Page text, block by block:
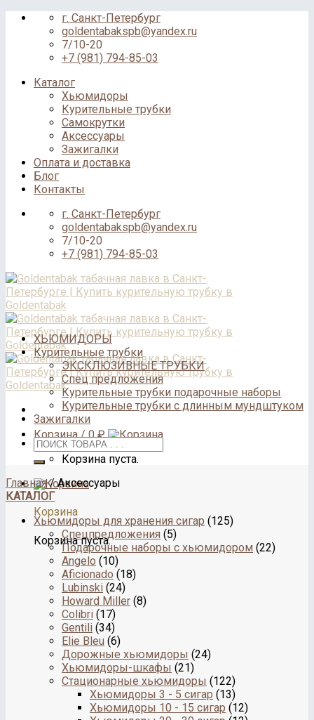
Skip
г. Санкт-Петербург
goldentabakspb@yandex.ru
7/10-20
+7 (981) 794-85-03
Каталог
Хьюмидоры
Курительные трубки
Самокрутки
Аксессуары
Зажигалки
Оплата и доставка
Блог
Контакты
г. Санкт-Петербург
goldentabakspb@yandex.ru
7/10-20
+7 (981) 794-85-03
Корзина /0₽
Корзина пуста.
Корзина
Корзина пуста.
ХЬЮМИДОРЫ
Курительные трубки
ЭКСКЛЮЗИВНЫЕ ТРУБКИ
Спец предложения
Курительные трубки подарочные наборы
Курительные трубки с длинным мундштуком
Зажигалки
Главная /Аксессуары
КАТАЛОГ
Хьюмидоры для хранения сигар (125)
Спецпредложения (5)
Подарочные наборы с хьюмидором (22)
Angelo (10)
Aficionado (18)
Lubinski (24)
Howard Miller (8)
Colibri (17)
Gentili (34)
Elie Bleu (6)
Дорожные хьюмидоры (24)
Хьюмидоры-шкафы (21)
Стационарные хьюмидоры (122)
Хьюмидоры 3 - 5 сигар (13)
Хьюмидоры 10 - 15 сигар (12)